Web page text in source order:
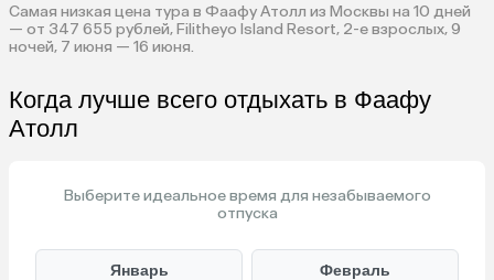
Самая низкая цена тура в Фаафу Атолл из Москвы на 10 дней
— от 347 655 рублей, Filitheyo Island Resort, 2-е взрослых, 9
ночей, 7 июня — 16 июня.
Когда лучше всего отдыхать в Фаафу
Атолл
Выберите идеальное время для незабываемого
отпуска
Январь Февраль